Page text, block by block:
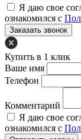
Я даю свое
ознакомился с
Заказать звонок
Купить в 1 клик
Ваше имя
Телефон
Комментарий
Я даю свое
ознакомился с